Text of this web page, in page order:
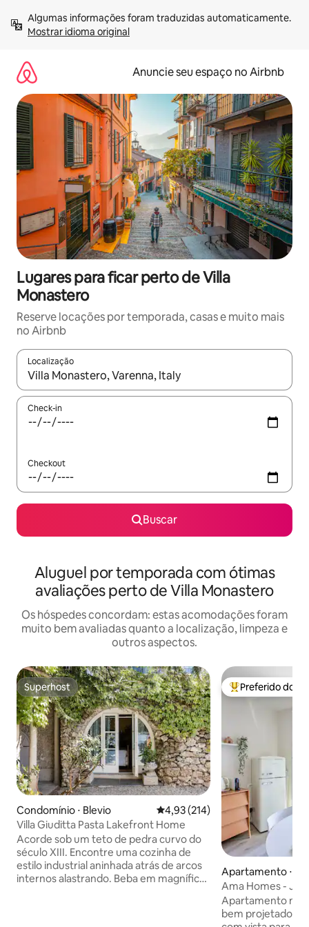
para
Mostrar idioma original
Anuncie seu espaço no Airbnb
Lugares para ficar perto de Villa
Monastero
Reserve locações por temporada, casas e muito mais
no Airbnb
Localização
Quando os resultados estiverem disponíveis, explore-os
Check-in
Checkout
Buscar
Aluguel por temporada com ótimas
avaliações perto de Villa Monastero
Os hóspedes concordam: estas acomodações foram
muito bem avaliadas quanto a localização, limpeza e
outros aspectos.
Superhost
Superhost
Condomínio ⋅ Blevio 4,93 de uma avaliação média de
4,93 (214)
Villa Giuditta Pasta Lakefront Home
Acorde sob um teto de pedra curvo do
século XIII. Encontre uma cozinha de
estilo industrial aninhada atrás de arcos
internos alastrando. Beba em magníficas
Entre os
Preferido dos
Apartamento ⋅
Ama Homes -
lago
Apartamento
bem projetado